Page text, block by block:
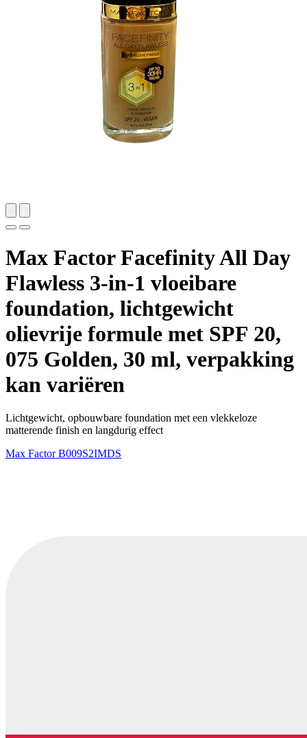
Max Factor Facefinity All Day
Flawless 3-in-1 vloeibare
foundation, lichtgewicht
olievrije formule met SPF 20,
075 Golden, 30 ml, verpakking
kan variëren
Lichtgewicht, opbouwbare foundation met een vlekkeloze
matterende finish en langdurig effect
Max FactorB009S2IMDS